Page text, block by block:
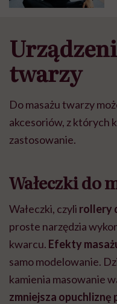
twarzy
Do masażu twarzy
akcesoriów, z których
zastosowanie.
Wałeczki do
Wałeczki, czyli rollery
proste narzędzia
kwarcu. Efekty
samo modelowanie.
kamienia masowanie
zmniejsza opuchliznę